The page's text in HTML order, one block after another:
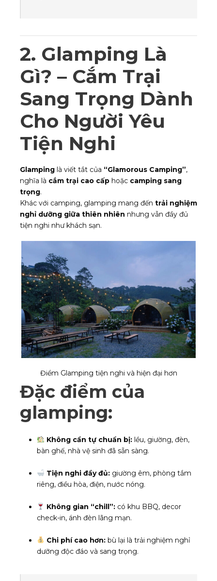
2. Glamping Là
Gì? – Cắm Trại
Sang Trọng Dành
Cho Người Yêu
Tiện Nghi
Glamping là viết tắt của “Glamorous Camping”,
nghĩa là cắm trại cao cấp hoặc camping sang
trọng.
Khác với camping, glamping mang đến trải nghiệm
nghỉ dưỡng giữa thiên nhiên nhưng vẫn đầy đủ
tiện nghi như khách sạn.
Điểm Glamping tiện nghi và hiện đại hơn
Đặc điểm của
glamping:
Không cần tự chuẩn bị:lều, giường, đèn,
bàn ghế, nhà vệ sinh đã sẵn sàng.
Tiện nghi đầy đủ:giường êm, phòng tắm
riêng, điều hòa, điện, nước nóng.
Không gian “chill”:có khu BBQ, decor
check-in, ánh đèn lãng mạn.
Chi phí cao hơn:bù lại là trải nghiệm nghỉ
dưỡng độc đáo và sang trọng.